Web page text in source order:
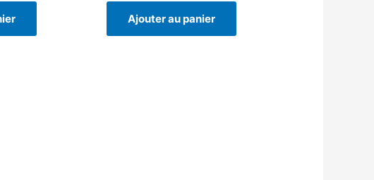
Ajouter au panier